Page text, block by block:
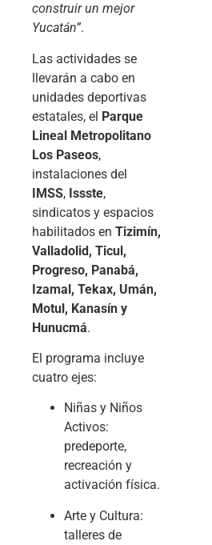
construir un mejor
Yucatán”.
Las actividades se
llevarán a cabo en
unidades deportivas
estatales, el Parque
Lineal Metropolitano
Los Paseos,
instalaciones del
IMSS, Issste,
sindicatos y espacios
habilitados en Tizimín,
Valladolid, Ticul,
Progreso, Panabá,
Izamal, Tekax, Umán,
Motul, Kanasín y
Hunucmá.
El programa incluye
cuatro ejes:
Niñas y Niños
Activos:
predeporte,
recreación y
activación física.
Arte y Cultura:
talleres de